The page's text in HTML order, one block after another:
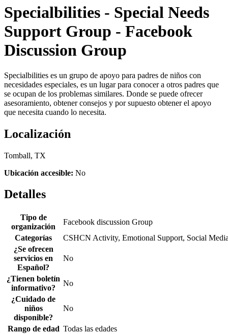
Specialbilities - Special Needs
Support Group - Facebook
Discussion Group
Specialbilities es un grupo de apoyo para padres de niños con
necesidades especiales, es un lugar para conocer a otros padres que
se ocupan de los problemas similares. Donde se puede ofrecer
asesoramiento, obtener consejos y por supuesto obtener el apoyo
que necesita cuando lo necesita.
Localización
Tomball, TX
Ubicación accesible: No
Detalles
Tipo de
organización
Facebook discussion Group
Categorías
CSHCN Activity, Emotional Support, Social
¿Se ofrecen
servicios en
Español?
No
¿Tienen boletín
informativo?
No
¿Cuidado de
niños
disponible?
No
Rango de edad Todas las edades